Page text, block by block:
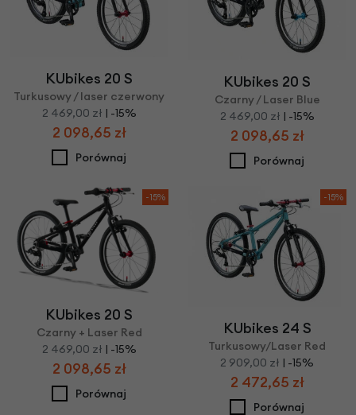
KUbikes 20 S
Turkusowy / laser czerwony
2 469,00 zł | -15%
2 098,65 zł
Porównaj
KUbikes 20 S
Czarny / Laser Blue
2 469,00 zł | -15%
2 098,65 zł
Porównaj
-15%
KUbikes 20 S
Czarny + Laser Red
2 469,00 zł | -15%
2 098,65 zł
Porównaj
-15%
KUbikes 24 S
Turkusowy/Laser Red
2 909,00 zł | -15%
2 472,65 zł
Porównaj